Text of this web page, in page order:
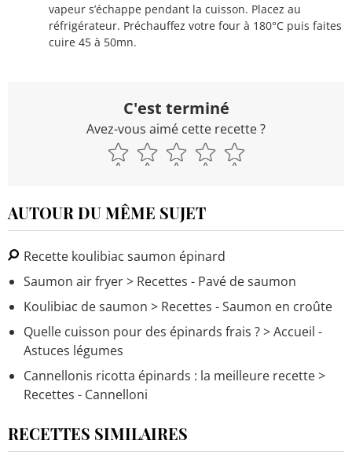
vapeur s’échappe pendant la cuisson. Placez au
réfrigérateur. Préchauffez votre four à 180°C puis faites
cuire 45 à 50mn.
C'est terminé
Avez-vous aimé cette recette ?
AUTOUR DU MÊME SUJET
Recette koulibiac saumon épinard
Saumon air fryer> Recettes - Pavé de saumon
Koulibiac de saumon > Recettes - Saumon en croûte
Quelle cuisson pour des épinards frais ?> Accueil -
Astuces légumes
Cannellonis ricotta épinards : la meilleure recette>
Recettes - Cannelloni
RECETTES SIMILAIRES